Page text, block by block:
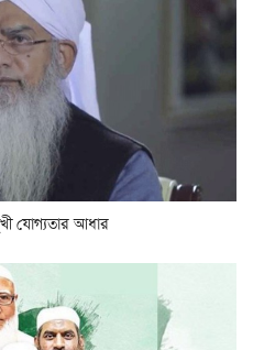
যোগ্যতার আধার